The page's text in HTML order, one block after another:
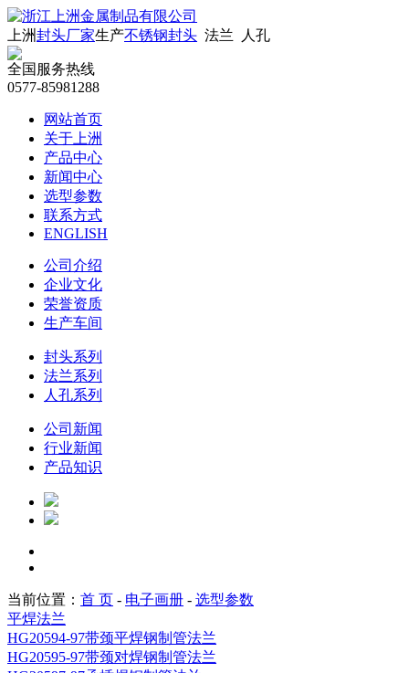
上洲封头厂家生产不锈钢封头 法兰 人孔
全国服务热线
0577-85981288
网站首页
关于上洲
产品中心
新闻中心
选型参数
联系方式
ENGLISH
公司介绍
企业文化
荣誉资质
生产车间
封头系列
法兰系列
人孔系列
公司新闻
行业新闻
产品知识
当前位置： 首 页 - 电子画册 - 选型参数
平焊法兰
HG20594-97带颈平焊钢制管法兰
HG20595-97带颈对焊钢制管法兰